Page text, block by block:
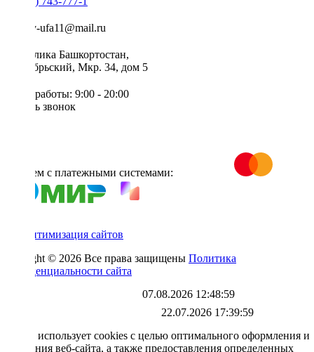
semeniv-ufa11@mail.ru
Республика Башкортостан,
г. Октябрьский, Мкр. 34, дом 5
Режим работы: 9:00 - 20:00
Заказать звонок
Работаем с платежными системами:
SEO-оптимизация сайтов
Copyright © 2026 Все права защищены Политика
конфиденциальности сайта
07.08.2026 12:48:59
22.07.2026 17:39:59
Сайт использует cookies с целью оптимального оформления и
улучшения веб-сайта, а также предоставления определенных